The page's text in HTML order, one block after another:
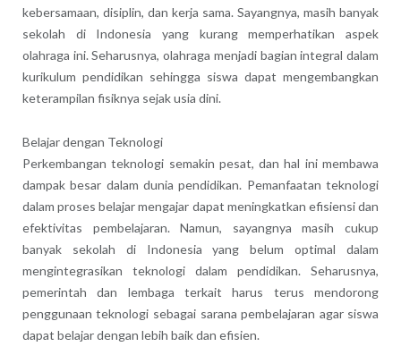
kebersamaan, disiplin, dan kerja sama. Sayangnya, masih banyak
sekolah di Indonesia yang kurang memperhatikan aspek
olahraga ini. Seharusnya, olahraga menjadi bagian integral dalam
kurikulum pendidikan sehingga siswa dapat mengembangkan
keterampilan fisiknya sejak usia dini.
Belajar dengan Teknologi
Perkembangan teknologi semakin pesat, dan hal ini membawa
dampak besar dalam dunia pendidikan. Pemanfaatan teknologi
dalam proses belajar mengajar dapat meningkatkan efisiensi dan
efektivitas pembelajaran. Namun, sayangnya masih cukup
banyak sekolah di Indonesia yang belum optimal dalam
mengintegrasikan teknologi dalam pendidikan. Seharusnya,
pemerintah dan lembaga terkait harus terus mendorong
penggunaan teknologi sebagai sarana pembelajaran agar siswa
dapat belajar dengan lebih baik dan efisien.